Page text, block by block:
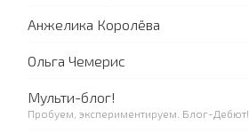
Анжелика Королёва
Ольга Чемерис
Мульти-блог!
Пробуем, экспериментируем. Блог-Дебют!